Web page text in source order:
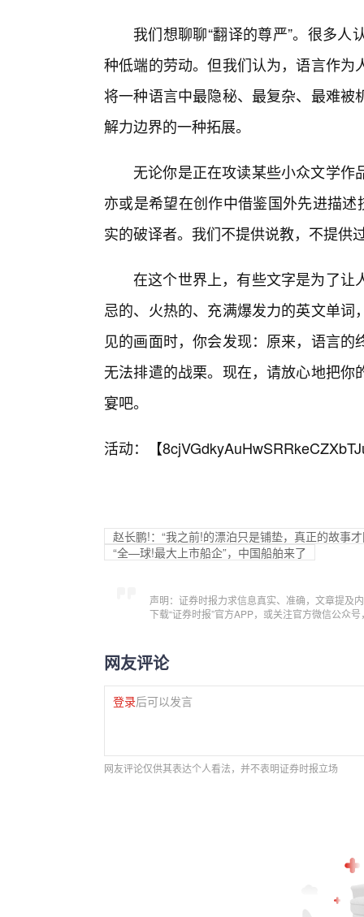
我们想聊聊“翻译的尊严”。很多
种低端的劳动。但我们认为，语言作
将一种语言中最隐秘、最复杂、最难
解力边界的一种拓展。
无论你是正在攻读某些小众文学
亦或是希望在创作中借鉴国外先进描
实的破译者。我们不提供说教，不提供
在这个世界上，有些文字是为了让
忌的、火热的、充满爆发力的英文单
见的画面时，你会发现：原来，语言
无法排遣的战栗。现在，请放心地把
宴吧。
活动：【
赵长鹏!：“我之前!的漂泊只是铺垫，真正的故事
“全—球!最大上市船企”，中国船舶来了
声明：证券时报力求信息真实、准确，文章提及
下载“证券时报”官方APP，或关注官方微信公众
网友评论
登录后可以发言
网友评论仅供其表达个人看法，并不表明证券时报立场